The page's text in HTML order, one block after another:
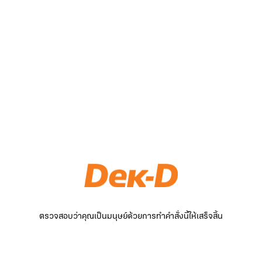
ตรวจสอบว่าคุณเป็นมนุษย์ด้วยการทำคำสั่งนี้ให้เสร็จสิ้น